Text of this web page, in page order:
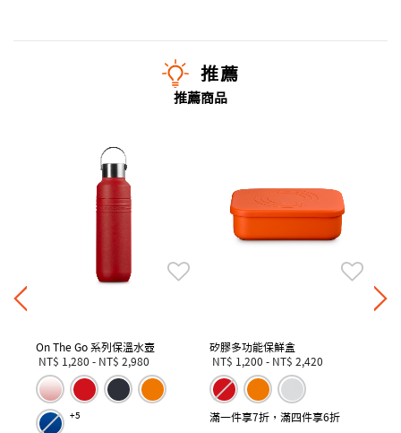
推薦
推薦商品
On The Go 系列保溫水壺
NT$ 1,280 - NT$ 2,980
+5
矽膠多功能保鮮盒
NT$ 1,200 - NT$ 2,420
滿一件享7折，滿四件享6折